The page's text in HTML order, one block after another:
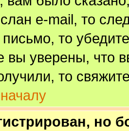
e-mail, то
то
вы уверены, что
то
но